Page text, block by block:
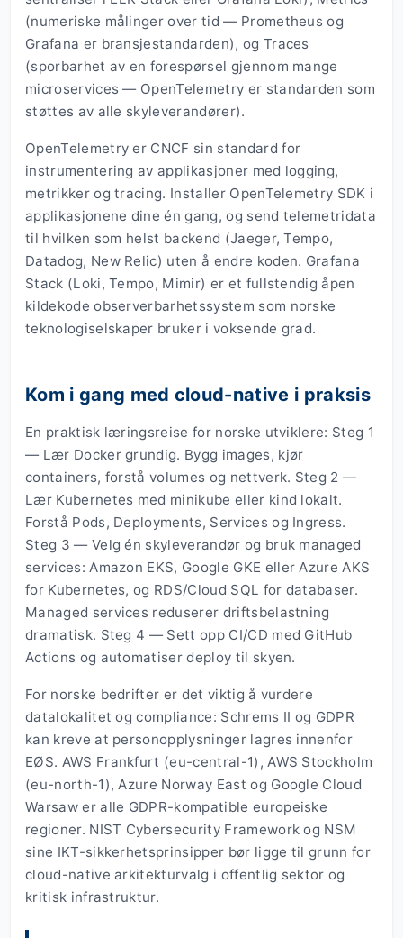
(numeriske målinger over tid — Prometheus og
Grafana er bransjestandarden), og Traces
(sporbarhet av en forespørsel gjennom mange
microservices — OpenTelemetry er standarden som
støttes av alle skyleverandører).
OpenTelemetry er CNCF sin standard for
instrumentering av applikasjoner med logging,
metrikker og tracing. Installer OpenTelemetry SDK i
applikasjonene dine én gang, og send telemetridata
til hvilken som helst backend (Jaeger, Tempo,
Datadog, New Relic) uten å endre koden. Grafana
Stack (Loki, Tempo, Mimir) er et fullstendig åpen
kildekode observerbarhetssystem som norske
teknologiselskaper bruker i voksende grad.
Kom i gang med cloud-native i praksis
En praktisk læringsreise for norske utviklere: Steg 1
— Lær Docker grundig. Bygg images, kjør
containers, forstå volumes og nettverk. Steg 2 —
Lær Kubernetes med minikube eller kind lokalt.
Forstå Pods, Deployments, Services og Ingress.
Steg 3 — Velg én skyleverandør og bruk managed
services: Amazon EKS, Google GKE eller Azure AKS
for Kubernetes, og RDS/Cloud SQL for databaser.
Managed services reduserer driftsbelastning
dramatisk. Steg 4 — Sett opp CI/CD med GitHub
Actions og automatiser deploy til skyen.
For norske bedrifter er det viktig å vurdere
datalokalitet og compliance: Schrems II og GDPR
kan kreve at personopplysninger lagres innenfor
EØS. AWS Frankfurt (eu-central-1), AWS Stockholm
(eu-north-1), Azure Norway East og Google Cloud
Warsaw er alle GDPR-kompatible europeiske
regioner. NIST Cybersecurity Framework og NSM
sine IKT-sikkerhetsprinsipper bør ligge til grunn for
cloud-native arkitekturvalg i offentlig sektor og
kritisk infrastruktur.